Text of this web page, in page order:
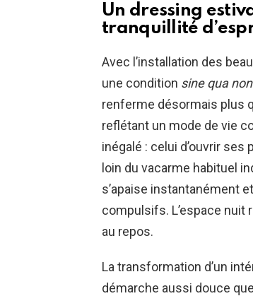
Un dressing
tranquillité
Avec l’installation des
une condition sine qua non
renferme désormais plus
reflétant un mode de vie
inégalé : celui d’ouvrir ses
loin du vacarme habituel
s’apaise instantanément
compulsifs. L’espace nuit
au repos.
La transformation d’un
démarche aussi douce